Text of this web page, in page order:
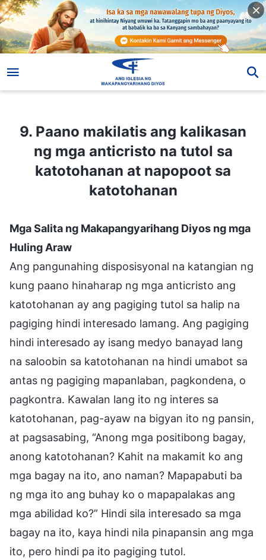
9. Paano makilatis ang kalikasan
ng mga anticristo na tutol sa
katotohanan at napopoot sa
katotohanan
Mga Salita ng Makapangyarihang Diyos ng mga
Huling Araw
Ang pangunahing disposisyonal na katangian ng
kung paano hinaharap ng mga anticristo ang
katotohanan ay ang pagiging tutol sa halip na
pagiging hindi interesado lamang. Ang pagiging
hindi interesado ay isang medyo banayad lang
na saloobin sa katotohanan na hindi umabot sa
antas ng pagiging mapanlaban, pagkondena, o
pagkontra. Kawalan lang ito ng interes sa
katotohanan, pag-ayaw na bigyan ito ng pansin,
at pagsasabing, “Anong mga positibong bagay,
anong katotohanan? Kahit na makamit ko ang
mga bagay na ito, ano naman? Mapapabuti ba
ng mga ito ang buhay ko o mapapalakas ang
mga abilidad ko?” Hindi sila interesado sa mga
bagay na ito, kaya hindi nila pinapansin ang mga
ito, pero hindi pa ito pagiging tutol.